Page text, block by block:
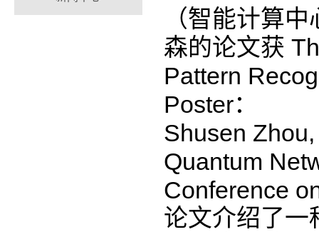
（智能计算
森的论文获
Pattern
Poster：
Shusen
Quantum
Conference
论文介绍了一